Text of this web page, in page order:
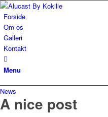
Forside
Om os
Galleri
Kontakt
Menu
News
A nice post